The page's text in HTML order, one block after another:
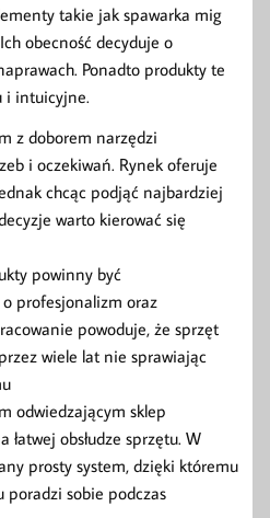
takie jak spawarka mig
obecność decyduje o
Ponadto produkty te
i intuicyjne.
z doborem narzędzi
i oczekiwań. Rynek oferuje
chcąc podjąć najbardziej
warto kierować się
powinny być
profesjonalizm oraz
powoduje, że sprzęt
wiele lat nie sprawiając
odwiedzającym sklep
łatwej obsłudze sprzętu. W
prosty system, dzięki któremu
poradzi sobie podczas